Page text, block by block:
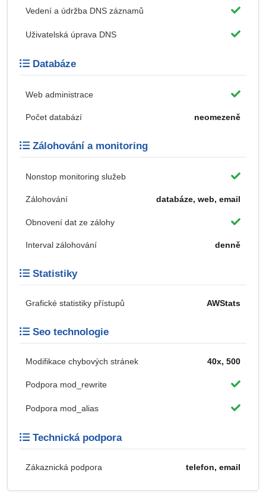
Vedení a údržba DNS záznamů
Uživatelská úprava DNS
Databáze
Web administrace
Počet databází neomezeně
Zálohování a monitoring
Nonstop monitoring služeb
Zálohování databáze, web, email
Obnovení dat ze zálohy
Interval zálohování denně
Statistiky
Grafické statistiky přístupů AWStats
Seo technologie
Modifikace chybových stránek 40x, 500
Podpora mod_rewrite
Podpora mod_alias
Technická podpora
Zákaznická podpora telefon, email